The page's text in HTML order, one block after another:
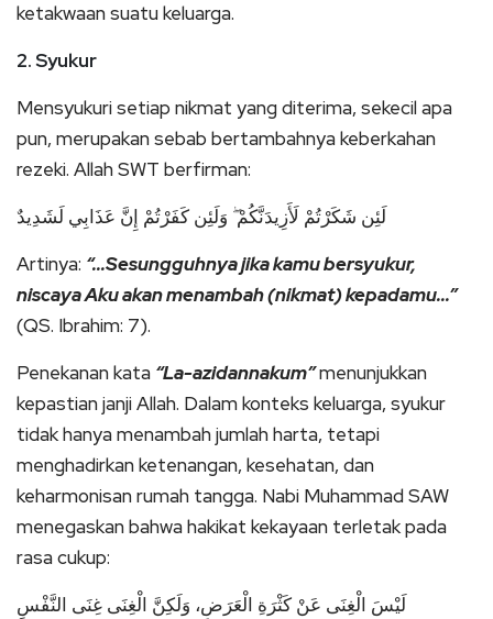
ketakwaan suatu keluarga.
2. Syukur
Mensyukuri setiap nikmat yang diterima, sekecil apa
pun, merupakan sebab bertambahnya keberkahan
rezeki. Allah SWT berfirman:
لَئِن شَكَرْتُمْ لَأَزِيدَنَّكُمْ ۖ وَلَئِن كَفَرْتُمْ إِنَّ عَذَابِي لَشَدِيدٌ
Artinya: “…Sesungguhnya jika kamu bersyukur,
niscaya Aku akan menambah (nikmat) kepadamu…”
(QS. Ibrahim: 7).
Penekanan kata “La-azidannakum”menunjukkan
kepastian janji Allah. Dalam konteks keluarga, syukur
tidak hanya menambah jumlah harta, tetapi
menghadirkan ketenangan, kesehatan, dan
keharmonisan rumah tangga. Nabi Muhammad SAW
menegaskan bahwa hakikat kekayaan terletak pada
rasa cukup:
لَيْسَ الْغِنَى عَنْ كَثْرَةِ الْعَرَضِ، وَلَكِنَّ الْغِنَى غِنَى النَّفْسِ